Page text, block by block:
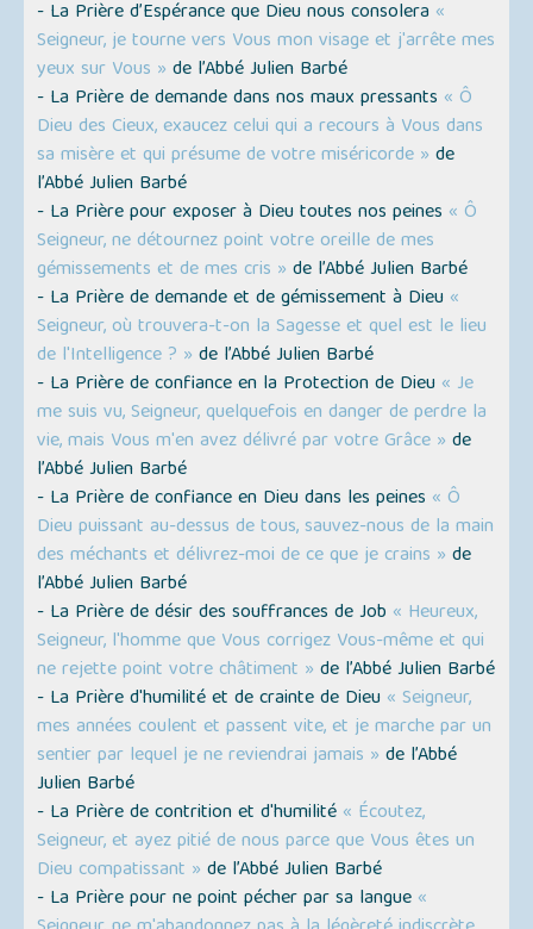
- La Prière d’Espérance que Dieu nous consolera «
Seigneur, je tourne vers Vous mon visage et j'arrête mes
yeux sur Vous » de l’Abbé Julien Barbé
- La Prière de demande dans nos maux pressants « Ô
Dieu des Cieux, exaucez celui qui a recours à Vous dans
sa misère et qui présume de votre miséricorde » de
l’Abbé Julien Barbé
- La Prière pour exposer à Dieu toutes nos peines « Ô
Seigneur, ne détournez point votre oreille de mes
gémissements et de mes cris » de l’Abbé Julien Barbé
- La Prière de demande et de gémissement à Dieu «
Seigneur, où trouvera-t-on la Sagesse et quel est le lieu
de l'Intelligence ? » de l’Abbé Julien Barbé
- La Prière de confiance en la Protection de Dieu « Je
me suis vu, Seigneur, quelquefois en danger de perdre la
vie, mais Vous m'en avez délivré par votre Grâce » de
l’Abbé Julien Barbé
- La Prière de confiance en Dieu dans les peines « Ô
Dieu puissant au-dessus de tous, sauvez-nous de la main
des méchants et délivrez-moi de ce que je crains » de
l’Abbé Julien Barbé
- La Prière de désir des souffrances de Job « Heureux,
Seigneur, l'homme que Vous corrigez Vous-même et qui
ne rejette point votre châtiment » de l’Abbé Julien Barbé
- La Prière d'humilité et de crainte de Dieu « Seigneur,
mes années coulent et passent vite, et je marche par un
sentier par lequel je ne reviendrai jamais » de l’Abbé
Julien Barbé
- La Prière de contrition et d'humilité « Écoutez,
Seigneur, et ayez pitié de nous parce que Vous êtes un
Dieu compatissant » de l’Abbé Julien Barbé
- La Prière pour ne point pécher par sa langue «